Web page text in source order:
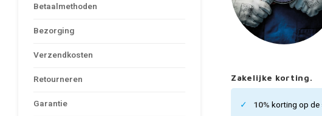
Betaalmethoden
Bezorging
Verzendkosten
Retourneren
Garantie
Zakelijke korting.
10% korting op de